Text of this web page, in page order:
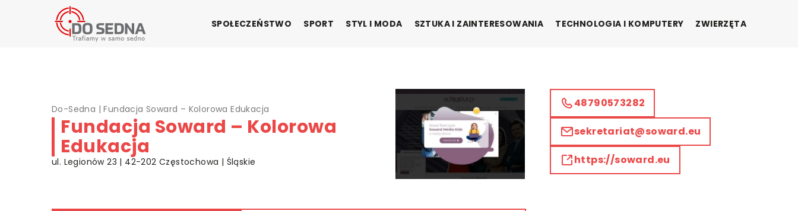
SPOŁECZEŃSTWO SPORT STYL I MODA SZTUKA I ZAINTERESOWANIA TECHNOLOGIA I KOMPUTERY ZWIERZĘTA
Do-Sedna |Fundacja Soward – Kolorowa Edukacja
Fundacja Soward – Kolorowa
Edukacja
ul. Legionów 23 | 42-202 Częstochowa | Śląskie
48790573282
sekretariat@soward.eu
https://soward.eu